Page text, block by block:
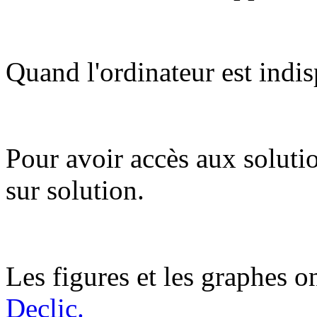
Quand l'ordinateur est
Pour avoir accès aux
sur solution.
Les figures et les graphes
Declic.